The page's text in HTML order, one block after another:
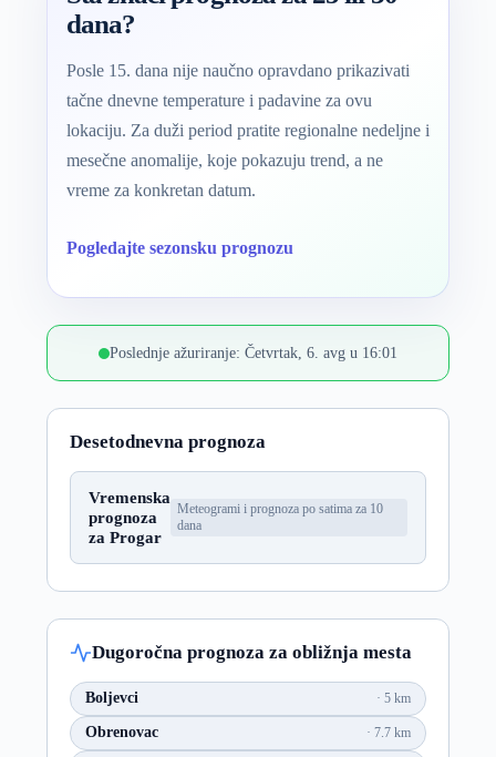
dana?
Posle 15. dana nije naučno opravdano prikazivati
tačne dnevne temperature i padavine za ovu
lokaciju. Za duži period pratite regionalne nedeljne i
mesečne anomalije, koje pokazuju trend, a ne
vreme za konkretan datum.
Pogledajte sezonsku prognozu
Poslednje ažuriranje: Četvrtak, 6. avg u 16:01
Desetodnevna prognoza
Vremenska
prognoza
za Progar
Meteogrami i prognoza po satima za 10
dana
Dugoročna prognoza za obližnja mesta
Boljevci 5 km
Obrenovac 7.7 km